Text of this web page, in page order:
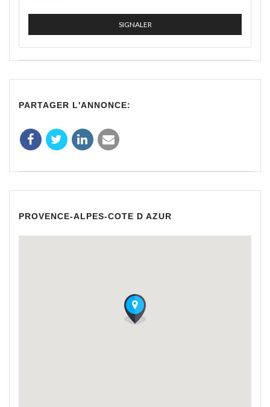
SIGNALER
PARTAGER L'ANNONCE:
PROVENCE-ALPES-COTE D AZUR